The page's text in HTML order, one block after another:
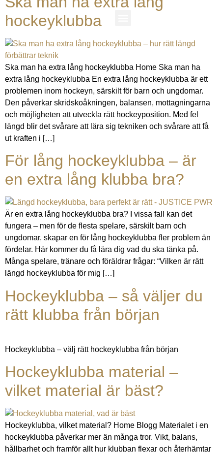
hockeyklubba
Ska man ha extra lång hockeyklubba Home Ska man ha
extra lång hockeyklubba En extra lång hockeyklubba är ett
problemen inom hockeyn, särskilt för barn och ungdomar.
Den påverkar skridskoåkningen, balansen, mottagningarna
och möjligheten att utveckla rätt hockeyposition. Med fel
längd blir det svårare att lära sig tekniken och svårare att få
ut kraften i […]
För lång hockeyklubba – är
en extra lång klubba bra?
Är en extra lång hockeyklubba bra? I vissa fall kan det
fungera – men för de flesta spelare, särskilt barn och
ungdomar, skapar en för lång hockeyklubba fler problem än
fördelar. Här kommer du få lära dig vad du ska tänka på.
Många spelare, tränare och föräldrar frågar: “Vilken är rätt
längd hockeyklubba för mig […]
Hockeyklubba – så väljer du
rätt klubba från början
Hockeyklubba – välj rätt hockeyklubba från början
Hockeyklubba material –
vilket material är bäst?
Hockeyklubba, vilket material? Home Blogg Materialet i en
hockeyklubba påverkar mer än många tror. Vikt, balans,
hållbarhet och framför allt hur klubban flexar och återhämtar